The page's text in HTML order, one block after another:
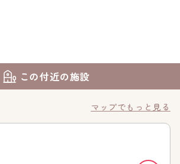
この付近の施設
マップでもっと見る